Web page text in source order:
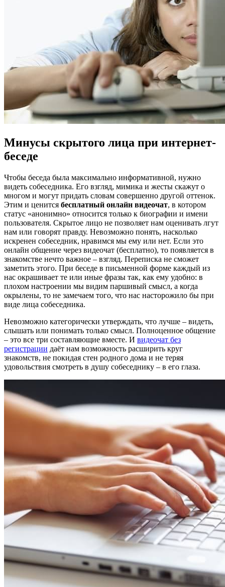
Минусы скрытого лица при интернет-
беседе
Чтобы беседа была максимально информативной, нужно
видеть собеседника. Его взгляд, мимика и жесты скажут о
многом и могут придать словам совершенно другой оттенок.
Этим и ценится бесплатный онлайн видеочат, в котором
статус «анонимно» относится только к биографии и имени
пользователя. Скрытое лицо не позволяет нам оценивать лгут
нам или говорят правду. Невозможно понять, насколько
искренен собеседник, нравимся мы ему или нет. Если это
онлайн общение через видеочат (бесплатно), то появляется в
знакомстве нечто важное – взгляд. Переписка не сможет
заметить этого. При беседе в письменной форме каждый из
нас окрашивает те или иные фразы так, как ему удобно: в
плохом настроении мы видим паршивый смысл, а когда
окрылены, то не замечаем того, что нас насторожило бы при
виде лица собеседника.
Невозможно категорически утверждать, что лучше – видеть,
слышать или понимать только смысл. Полноценное общение
– это все три составляющие вместе. И видеочат без
регистрации даёт нам возможность расширить круг
знакомств, не покидая стен родного дома и не теряя
удовольствия смотреть в душу собеседнику – в его глаза.